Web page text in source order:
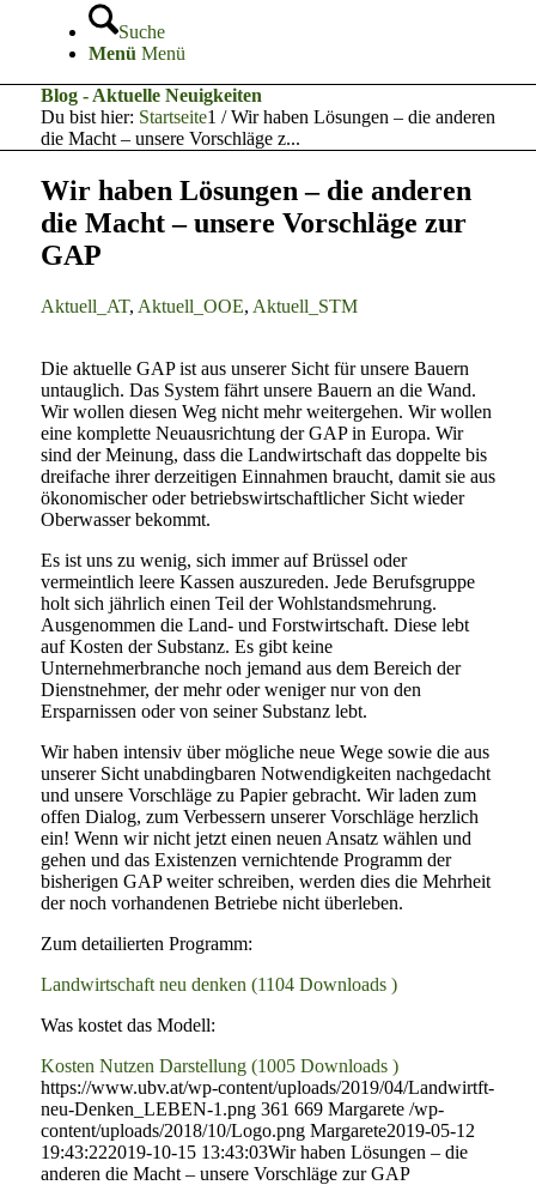
Suche
Menü Menü
Blog - Aktuelle Neuigkeiten
Du bist hier: Startseite1 / Wir haben Lösungen – die anderen
die Macht – unsere Vorschläge z...
Wir haben Lösungen – die anderen
die Macht – unsere Vorschläge zur
GAP
Aktuell_AT, Aktuell_OOE, Aktuell_STM
Die aktuelle GAP ist aus unserer Sicht für unsere Bauern
untauglich. Das System fährt unsere Bauern an die Wand.
Wir wollen diesen Weg nicht mehr weitergehen. Wir wollen
eine komplette Neuausrichtung der GAP in Europa. Wir
sind der Meinung, dass die Landwirtschaft das doppelte bis
dreifache ihrer derzeitigen Einnahmen braucht, damit sie aus
ökonomischer oder betriebswirtschaftlicher Sicht wieder
Oberwasser bekommt.
Es ist uns zu wenig, sich immer auf Brüssel oder
vermeintlich leere Kassen auszureden. Jede Berufsgruppe
holt sich jährlich einen Teil der Wohlstandsmehrung.
Ausgenommen die Land- und Forstwirtschaft. Diese lebt
auf Kosten der Substanz. Es gibt keine
Unternehmerbranche noch jemand aus dem Bereich der
Dienstnehmer, der mehr oder weniger nur von den
Ersparnissen oder von seiner Substanz lebt.
Wir haben intensiv über mögliche neue Wege sowie die aus
unserer Sicht unabdingbaren Notwendigkeiten nachgedacht
und unsere Vorschläge zu Papier gebracht. Wir laden zum
offen Dialog, zum Verbessern unserer Vorschläge herzlich
ein! Wenn wir nicht jetzt einen neuen Ansatz wählen und
gehen und das Existenzen vernichtende Programm der
bisherigen GAP weiter schreiben, werden dies die Mehrheit
der noch vorhandenen Betriebe nicht überleben.
Zum detailierten Programm:
Landwirtschaft neu denken (1104 Downloads )
Was kostet das Modell:
Kosten Nutzen Darstellung (1005 Downloads )
https://www.ubv.at/wp-content/uploads/2019/04/Landwirtft-
neu-Denken_LEBEN-1.png 361 669 Margarete /wp-
content/uploads/2018/10/Logo.png Margarete2019-05-12
19:43:222019-10-15 13:43:03Wir haben Lösungen – die
anderen die Macht – unsere Vorschläge zur GAP